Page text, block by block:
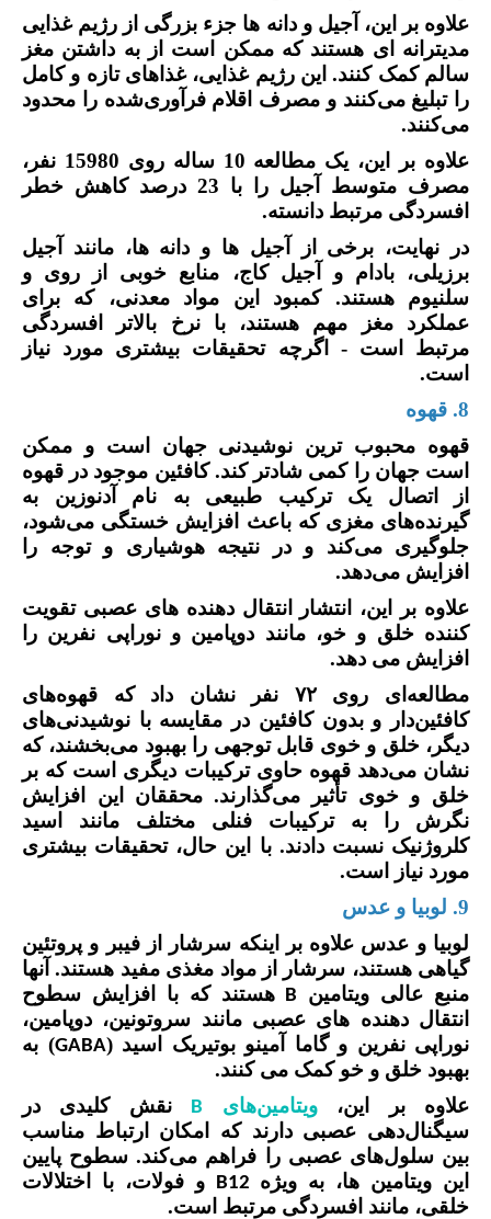
علاوه بر این، آجیل و دانه ها جزء بزرگی از رژیم غذایی
مدیترانه ای هستند که ممکن است از به داشتن مغز
سالم کمک کنند. این رژیم‌ غذایی، غذاهای تازه و کامل
را تبلیغ می‌کنند و مصرف اقلام فرآوری‌شده را محدود
می‌کنند.
علاوه بر این، یک مطالعه 10 ساله روی 15980 نفر،
مصرف متوسط آجیل را با 23 درصد کاهش خطر
افسردگی مرتبط دانسته.
در نهایت، برخی از آجیل ها و دانه ها، مانند آجیل
برزیلی، بادام و آجیل کاج، منابع خوبی از روی و
سلنیوم هستند. کمبود این مواد معدنی، که برای
عملکرد مغز مهم هستند، با نرخ بالاتر افسردگی
مرتبط است - اگرچه تحقیقات بیشتری مورد نیاز
است.
8. قهوه
قهوه محبوب ترین نوشیدنی جهان است و ممکن
است جهان را کمی شادتر کند. کافئین موجود در قهوه
از اتصال یک ترکیب طبیعی به نام آدنوزین به
گیرنده‌های مغزی که باعث افزایش خستگی می‌شود،
جلوگیری می‌کند و در نتیجه هوشیاری و توجه را
افزایش می‌دهد.
علاوه بر این، انتشار انتقال دهنده های عصبی تقویت
کننده خلق و خو، مانند دوپامین و نوراپی نفرین را
افزایش می دهد.
مطالعه‌ای روی۷۲ نفر نشان داد که قهوه‌های
کافئین‌دار و بدون کافئین در مقایسه با نوشیدنی‌های
دیگر، خلق و خوی قابل توجهی را بهبود می‌بخشند، که
نشان می‌دهد قهوه حاوی ترکیبات دیگری است که بر
خلق و خوی تأثیر می‌گذارند. محققان این افزایش
نگرش را به ترکیبات فنلی مختلف مانند اسید
کلروژنیک نسبت دادند. با این حال، تحقیقات بیشتری
مورد نیاز است.
9. لوبیا و عدس
لوبیا و عدس علاوه بر اینکه سرشار از فیبر و پروتئین
گیاهی هستند، سرشار از مواد مغذی مفید هستند. آنها
منبع عالی ویتامین
B
هستند که با افزایش سطوح
انتقال دهنده های عصبی مانند سروتونین، دوپامین،
نوراپی نفرین و گاما آمینو بوتیریک اسید (GABA) به
بهبود خلق و خو کمک می کنند.
علاوه بر این، ویتامین‌های B
نقش کلیدی در
سیگنال‌دهی عصبی دارند که امکان ارتباط مناسب
بین سلول‌های عصبی را فراهم می‌کند. سطوح پایین
این ویتامین ها، به ویژه B12
و فولات، با اختلالات
خلقی، مانند افسردگی مرتبط است.